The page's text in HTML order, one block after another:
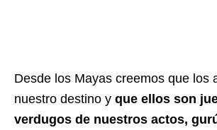
Desde los Mayas creemos que los
nuestro destino y que ellos son
verdugos de nuestros actos,